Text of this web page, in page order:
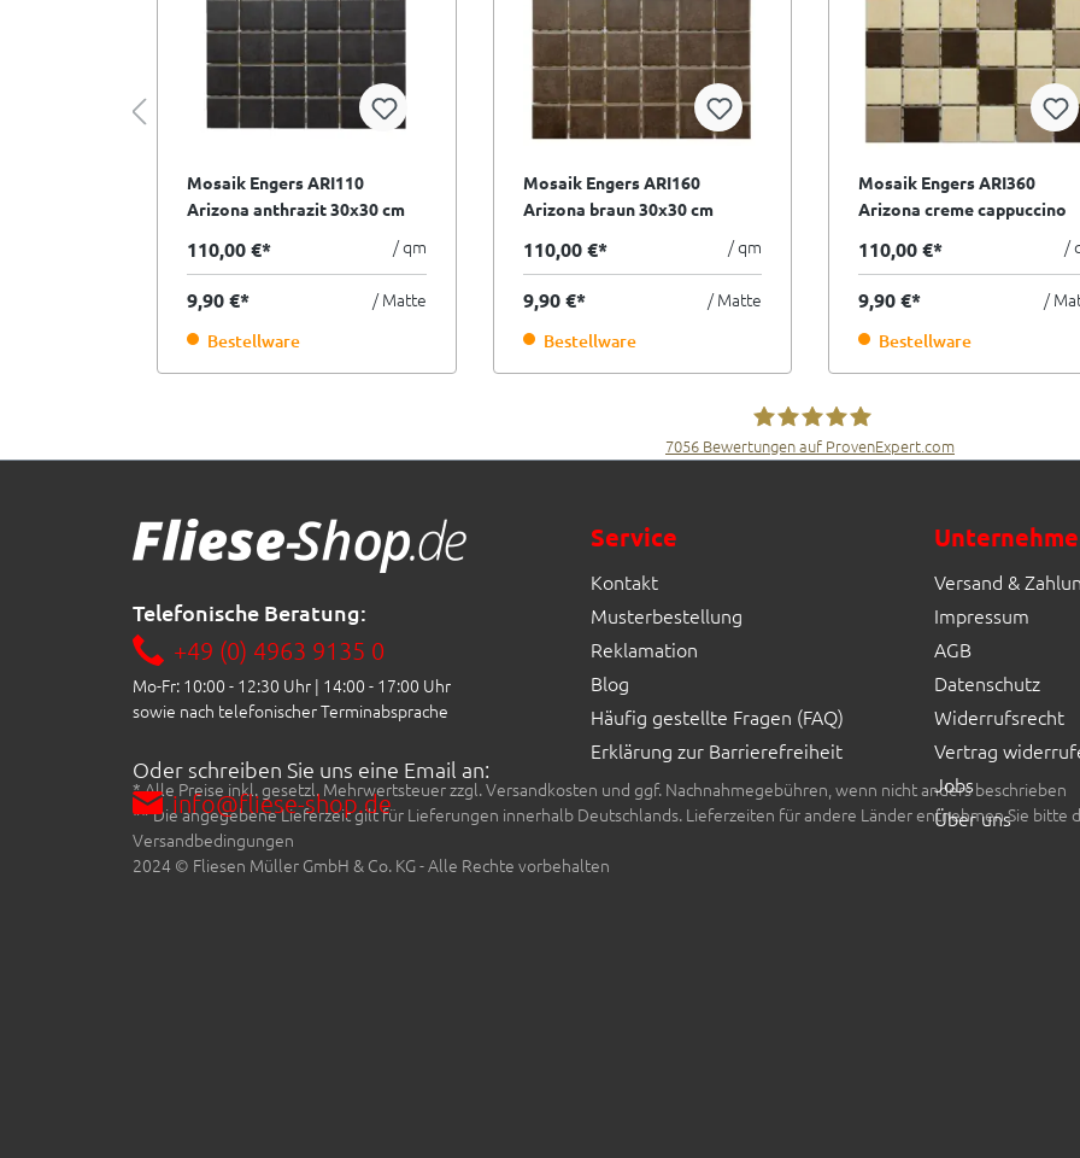
Mosaik Engers ARI110
Arizona anthrazit 30x30 cm
110,00 €* / qm
9,90 €* / Matte
Bestellware
Mosaik Engers ARI160
Arizona braun 30x30 cm
110,00 €* / qm
9,90 €* / Matte
Bestellware
Mosaik Engers ARI360
Arizona creme cappuccino
110,00 €* /
9,90 €* /
Bestellware
7056 Bewertungen auf ProvenExpert.com
Telefonische Beratung:
+49 (0) 4963 9135 0
Mo-Fr: 10:00 - 12:30 Uhr | 14:00 - 17:00 Uhr
sowie nach telefonischer Terminabsprache
Oder schreiben Sie uns eine Email an:
info@fliese-shop.de
Service
Kontakt
Musterbestellung
Reklamation
Blog
Häufig gestellte Fragen (FAQ)
Erklärung zur Barrierefreiheit
Versand &
Impressum
AGB
Datenschutz
Widerrufsrecht
Vertrag
Jobs
Über uns
* Alle Preise inkl. gesetzl. Mehrwertsteuer zzgl. Versandkosten und ggf. Nachnahmegebühren, wenn nicht anders beschrieben
** Die angegebene Lieferzeit gilt für Lieferungen innerhalb Deutschlands. Lieferzeiten für andere Länder entnehmen Sie bitte
Versandbedingungen
2024 © Fliesen Müller GmbH & Co. KG - Alle Rechte vorbehalten